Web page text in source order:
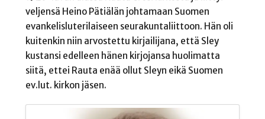
veljensä Heino Pätiälän johtamaan Suomen
evankelisluterilaiseen seurakuntaliittoon. Hän oli
kuitenkin niin arvostettu kirjailijana, että Sley
kustansi edelleen hänen kirjojansa huolimatta
siitä, ettei Rauta enää ollut Sleyn eikä Suomen
ev.lut. kirkon jäsen.